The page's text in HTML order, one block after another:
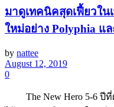
มาดูเทคนิคสุดเฟี้ยวใน
ใหม่อย่าง Polyphia แ
by nattee
August 12, 2019
0
The New Hero 5-6 ปีที่